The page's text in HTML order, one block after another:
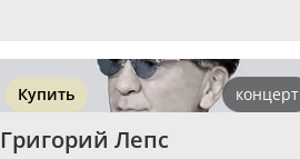
Купить концерт
Григорий Лепс